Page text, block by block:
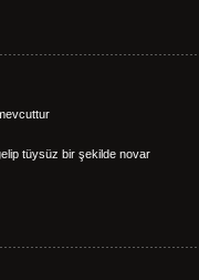
tüysüz bir şekilde novar